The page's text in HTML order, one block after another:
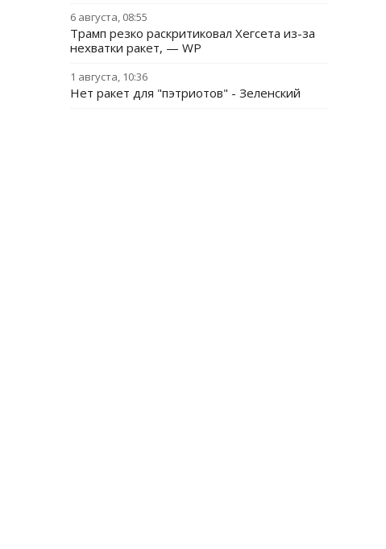
6 августа, 08:55
Трамп резко раскритиковал Хегсета из-за
нехватки ракет, — WP
1 августа, 10:36
Нет ракет для "пэтриотов" - Зеленский